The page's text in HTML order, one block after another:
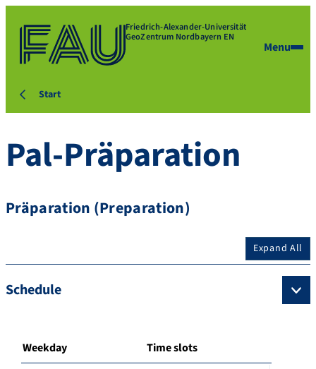
Friedrich-Alexander-Universität
GeoZentrum Nordbayern EN
Menu
Start
Pal-Präparation
Präparation (Preparation)
Expand All
Schedule
Weekday Time slots